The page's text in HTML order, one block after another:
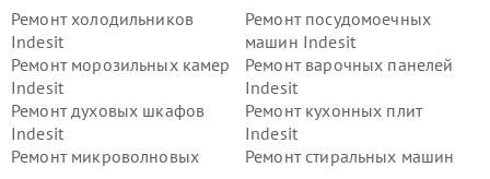
Ремонт холодильников
Indesit
Ремонт посудомоечных
машин Indesit
Ремонт морозильных камер
Indesit
Ремонт варочных панелей
Indesit
Ремонт духовых шкафов
Indesit
Ремонт кухонных плит
Indesit
Ремонт микроволновых
Ремонт стиральных машин